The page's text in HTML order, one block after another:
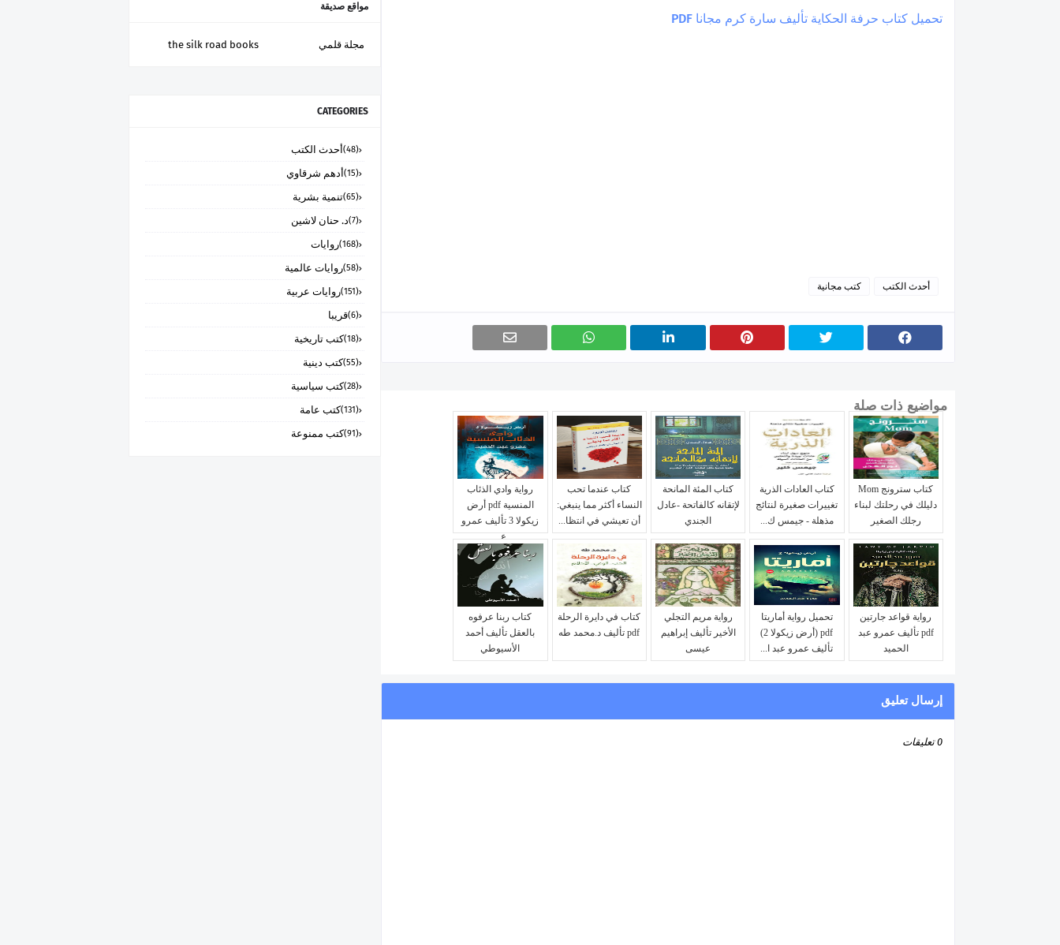
تحميل كتاب حرفة الحكاية تأليف سارة كرم مجانا PDF
أحدث الكتب كتب مجانية
مواضيع ذات صلة
كتاب سترونج Mom
دليلك في رحلتك لبناء
رجلك الصغير
كتاب العادات الذرية
تغييرات صغيرة لنتائج
مذهلة - جيمس ك...
كتاب المئة المانحة
لإتقانه كالفاتحة -عادل
الجندي
كتاب عندما تحب
النساء أكثر مما ينبغي:
أن تعيشي في انتظا...
رواية وادي الذئاب
المنسية pdf أرض
زيكولا 3 تأليف عمرو
ع...
رواية قواعد جارتين
pdf تأليف عمرو عبد
الحميد
تحميل رواية أماريتا
pdf (أرض زيكولا 2)
تأليف عمرو عبد ا...
رواية مريم التجلي
الأخير تأليف إبراهيم
عيسى
كتاب في دايرة الرحلة
pdf تأليف د.محمد طه
كتاب ربنا عرفوه
بالعقل تأليف أحمد
الأسيوطي
إرسال تعليق
0 تعليقات
مواقع صديقة
مجلة قلمي the silk road books
CATEGORIES
أحدث الكتب (48)
أدهم شرقاوي (15)
تنمية بشرية (65)
د. حنان لاشين (7)
روايات (168)
روايات عالمية (58)
روايات عربية (151)
قريبا (6)
كتب تاريخية (18)
كتب دينية (55)
كتب سياسية (28)
كتب عامة (131)
كتب ممنوعة (91)